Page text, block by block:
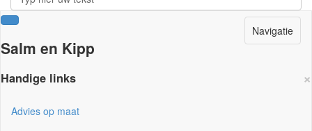
Navigatie
Salm en Kipp
×
Handige links
Advies op maat